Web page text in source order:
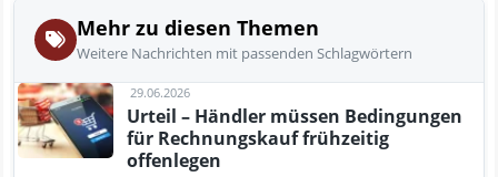
Mehr zu diesen Themen
Weitere Nachrichten mit passenden Schlagwörtern
29.06.2026
Urteil – Händler müssen Bedingungen
für Rechnungskauf frühzeitig
offenlegen